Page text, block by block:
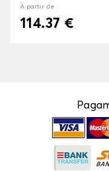
À partir de
114.37 €